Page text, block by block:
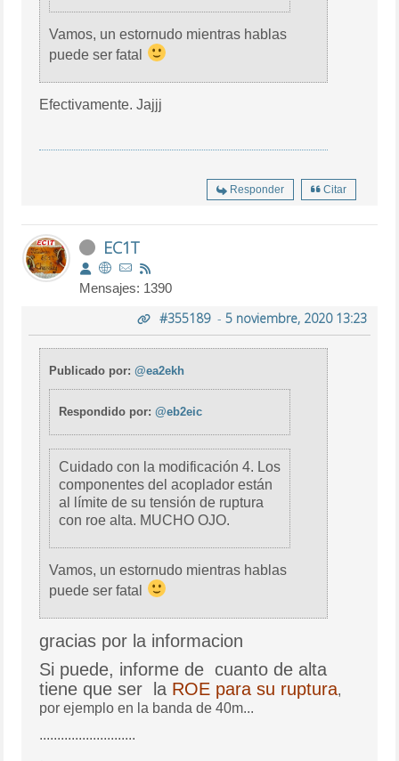
Vamos, un estornudo mientras hablas
puede ser fatal
Efectivamente. Jajjj
Responder Citar
EC1T
Mensajes: 1390
#355189- 5 noviembre, 2020 13:23
Publicado por:@ea2ekh
Respondido por:@eb2eic
Cuidado con la modificación 4. Los
componentes del acoplador están
al límite de su tensión de ruptura
con roe alta. MUCHO OJO.
Vamos, un estornudo mientras hablas
puede ser fatal
gracias por la informacion
Si puede, informe de cuanto de alta
tiene que ser la ROE para su ruptura,
por ejemplo en la banda de 40m...
...........................